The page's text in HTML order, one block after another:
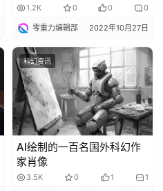
1.2K 0 0 0
零重力编辑部 2022年10月27日
科幻资讯
AI绘制的一百名国外科幻作
家肖像
3.5K 0 1 1